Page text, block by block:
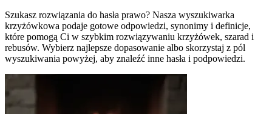
Szukasz rozwiązania do hasła prawo? Nasza wyszukiwarka
krzyżówkowa podaje gotowe odpowiedzi, synonimy i definicje,
które pomogą Ci w szybkim rozwiązywaniu krzyżówek, szarad i
rebusów. Wybierz najlepsze dopasowanie albo skorzystaj z pól
wyszukiwania powyżej, aby znaleźć inne hasła i podpowiedzi.